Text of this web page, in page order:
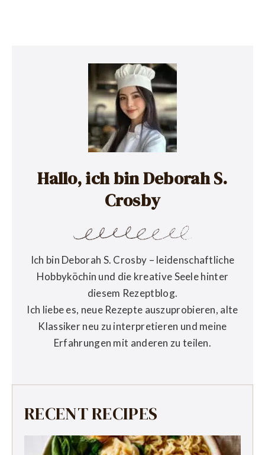
Hallo, ich bin Deborah S.
Crosby
Ich bin Deborah S. Crosby – leidenschaftliche
Hobbyköchin und die kreative Seele hinter
diesem Rezeptblog.
Ich liebe es, neue Rezepte auszuprobieren, alte
Klassiker neu zu interpretieren und meine
Erfahrungen mit anderen zu teilen.
RECENT RECIPES